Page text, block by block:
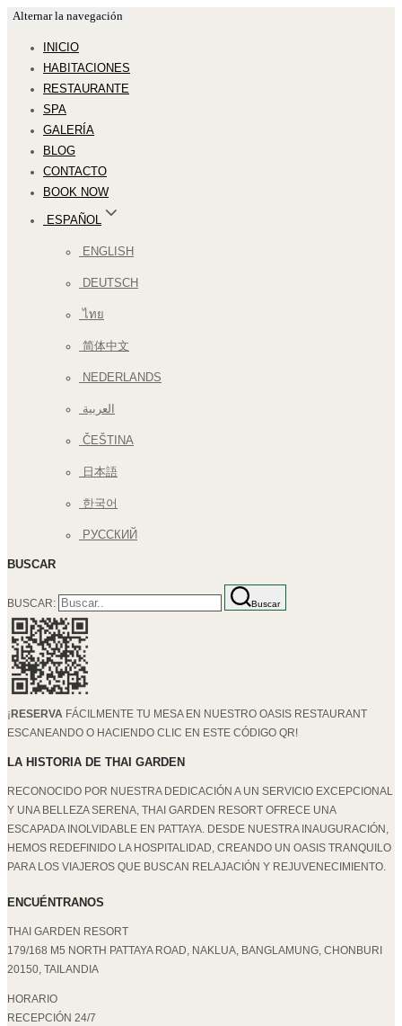
Alternar la navegación
INICIO
HABITACIONES
RESTAURANTE
SPA
GALERÍA
BLOG
CONTACTO
BOOK NOW
ESPAÑOL
ENGLISH
DEUTSCH
ไทย
简体中文
NEDERLANDS
العربية
ČEŠTINA
日本語
한국어
РУССКИЙ
BUSCAR
BUSCAR: Buscar
¡ RESERVA FÁCILMENTE TU MESA EN NUESTRO OASIS RESTAURANT
ESCANEANDO O HACIENDO CLIC EN ESTE CÓDIGO QR!
LA HISTORIA DE THAI GARDEN
RECONOCIDO POR NUESTRA DEDICACIÓN A UN SERVICIO EXCEPCIONAL
Y UNA BELLEZA SERENA, THAI GARDEN RESORT OFRECE UNA
ESCAPADA INOLVIDABLE EN PATTAYA. DESDE NUESTRA INAUGURACIÓN,
HEMOS REDEFINIDO LA HOSPITALIDAD, CREANDO UN OASIS TRANQUILO
PARA LOS VIAJEROS QUE BUSCAN RELAJACIÓN Y REJUVENECIMIENTO.
ENCUÉNTRANOS
THAI GARDEN RESORT
179/168 M5 NORTH PATTAYA ROAD, NAKLUA, BANGLAMUNG, CHONBURI
20150, TAILANDIA
HORARIO
RECEPCIÓN 24/7